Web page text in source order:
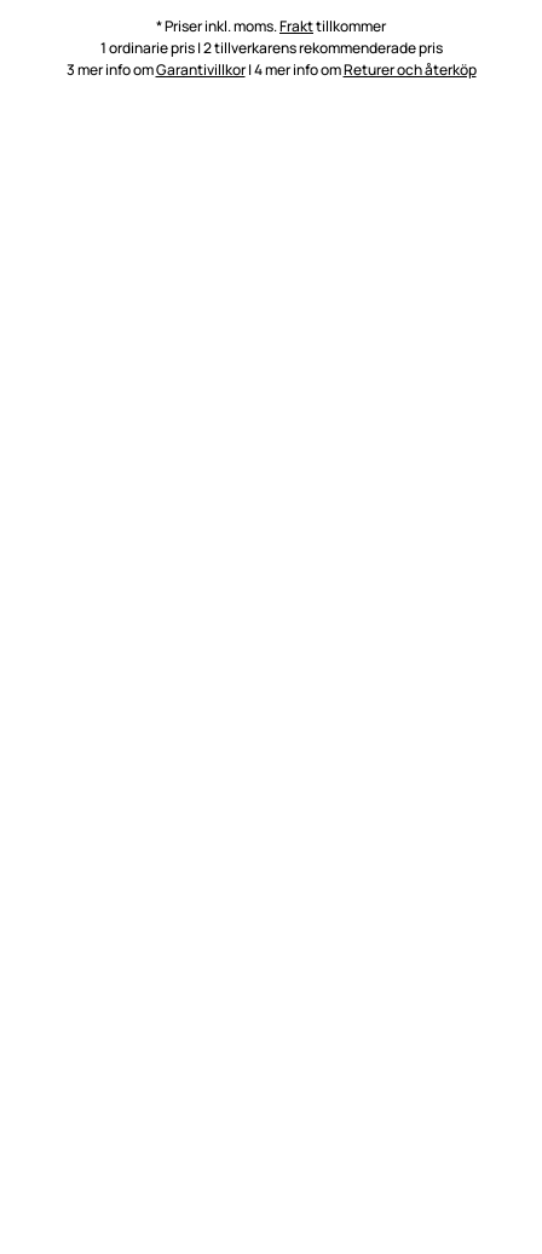
* Priser inkl. moms.Frakttillkommer
1 ordinarie pris | 2 tillverkarens rekommenderade pris
3 mer info omGarantivillkor| 4 mer info omReturer och återköp